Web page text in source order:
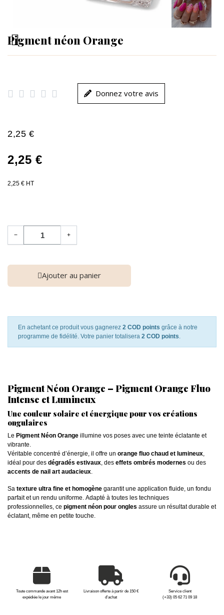
Pigment néon Orange
     Donnez votre avis
2,25 €
2,25 €
2,25 € HT
− +
Ajouter au panier
En achetant ce produit vous gagnerez 2 COD points grâce à notre
programme de fidélité. Votre panier totalisera 2 COD points.
Pigment Néon Orange – Pigment Orange Fluo
Intense et Lumineux
Une couleur solaire et énergique pour vos créations
ongulaires
Le Pigment Néon Orange illumine vos poses avec une teinte éclatante et
vibrante.
Véritable concentré d’énergie, il offre un orange fluo chaud et lumineux,
idéal pour des dégradés estivaux, des effets ombrés modernes ou des
accents de nail art audacieux.
Sa texture ultra fine et homogène garantit une application fluide, un fondu
parfait et un rendu uniforme. Adapté à toutes les techniques
professionnelles, ce pigment néon pour ongles assure un résultat durable et
éclatant, même en petite touche.
Toute commande avant 12h est
expédiée le jour même
Livraison offerte à partir de 150 €
d'achat
Service client
(+33) 05 62 71 09 18